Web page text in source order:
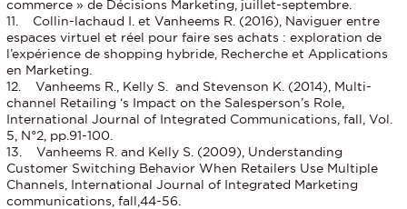
commerce » de Décisions Marketing, juillet-septembre.
11. Collin-lachaud I. et Vanheems R. (2016), Naviguer entre
espaces virtuel et réel pour faire ses achats : exploration de
l’expérience de shopping hybride, Recherche et Applications
en Marketing.
12. Vanheems R., Kelly S. and Stevenson K. (2014), Multi-
channel Retailing ‘s Impact on the Salesperson’s Role,
International Journal of Integrated Communications, fall, Vol.
5, N°2, pp.91-100.
13. Vanheems R. and Kelly S. (2009), Understanding
Customer Switching Behavior When Retailers Use Multiple
Channels, International Journal of Integrated Marketing
communications, fall,44-56.